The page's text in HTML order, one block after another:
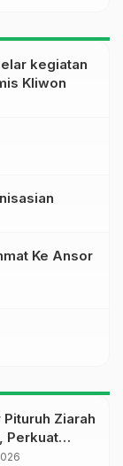
kegiatan
Kliwon
Ke Ansor
Ziarah
Perkuat
an